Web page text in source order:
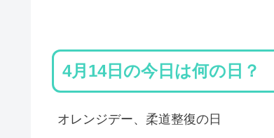
4月14日の今日は何の日？
オレンジデー、柔道整復の日